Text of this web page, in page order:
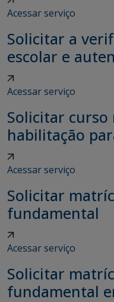
Acessar serviço
Solicitar a
escolar e
Acessar serviço
Solicitar
habilitação
Acessar serviço
Solicitar
fundamental
Acessar serviço
Solicitar
fundamental